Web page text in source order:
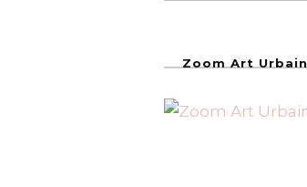
Zoom Art Urbain